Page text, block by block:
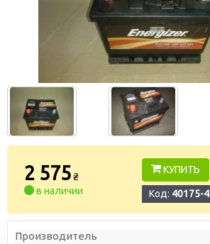
2 575₴
в наличии
КУПИТЬ
Код: 40175-4
Производитель